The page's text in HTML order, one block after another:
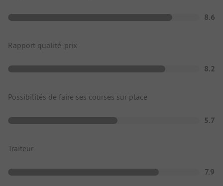
8.6
Rapport qualité-prix
8.2
Possibilités de faire ses courses sur place
5.7
Traiteur
7.9